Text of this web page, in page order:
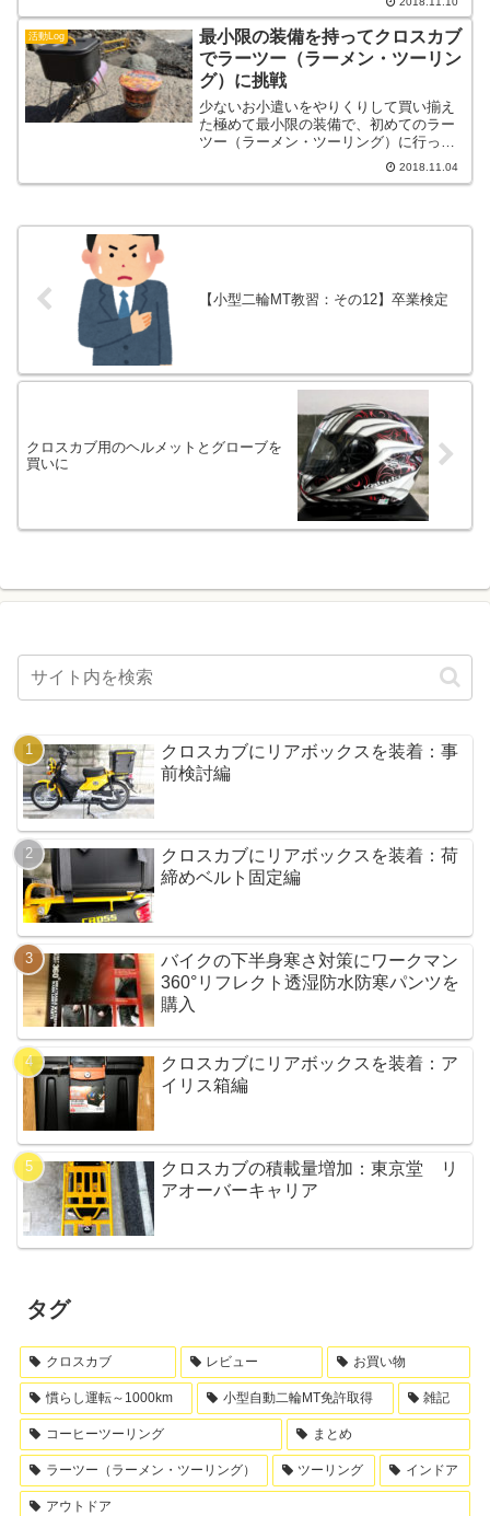
活動Log
最小限の装備を持ってクロスカブ
でラーツー（ラーメン・ツーリン
グ）に挑戦
少ないお小遣いをやりくりして買い揃え
た極めて最小限の装備で、初めてのラー
ツー（ラーメン・ツーリング）に行って
2018.11.04
【小型二輪MT教習：その12】卒業検定
クロスカブ用のヘルメットとグローブを
買いに
クロスカブにリアボックスを装着：事
前検討編
クロスカブにリアボックスを装着：荷
締めベルト固定編
バイクの下半身寒さ対策にワークマン
360°リフレクト透湿防水防寒パンツを
購入
クロスカブにリアボックスを装着：ア
イリス箱編
クロスカブの積載量増加：東京堂 リ
アオーバーキャリア
タグ
クロスカブ レビュー お買い物
慣らし運転～1000km 小型自動二輪MT免許取得 雑記
コーヒーツーリング まとめ
ラーツー（ラーメン・ツーリング） ツーリング インドア
アウトドア